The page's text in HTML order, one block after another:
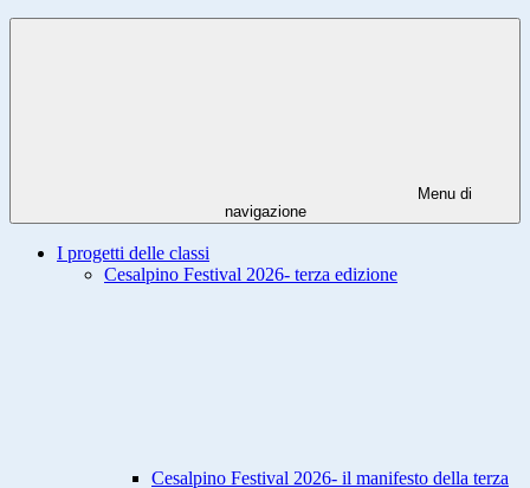
Menu di
navigazione
I progetti delle classi
Cesalpino Festival 2026- terza edizione
Cesalpino Festival 2026- il manifesto della terza